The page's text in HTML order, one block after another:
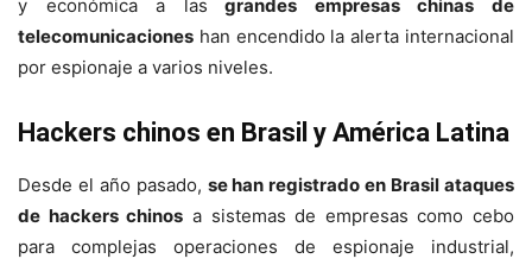
y económica a las grandes empresas chinas de
telecomunicaciones han encendido la alerta internacional
por espionaje a varios niveles.
Hackers chinos en Brasil y América Latina
Desde el año pasado, se han registrado en Brasil ataques
de hackers chinos a sistemas de empresas como cebo
para complejas operaciones de espionaje industrial,